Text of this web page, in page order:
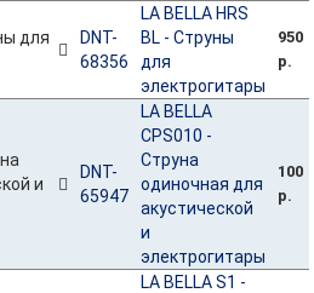
DNT-
68356
LA BELLA HRS
BL - Струны
для
электрогитары
950
р.
DNT-
65947
LA BELLA
CPS010 -
Струна
одиночная для
акустической
и
электрогитары
100
р.
LA BELLA S1 -